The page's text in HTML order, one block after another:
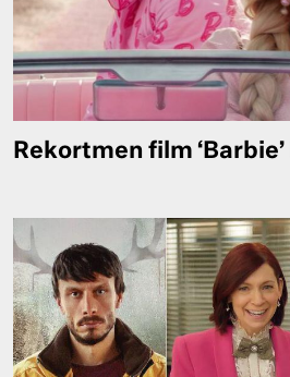
Rekortmen film ‘Barbie’